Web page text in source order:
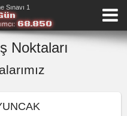
Sınavı 1
68.850
Noktaları